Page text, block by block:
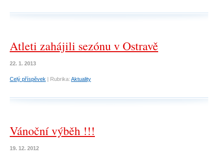
Atleti zahájili sezónu v Ostravě
22. 1. 2013
Celý příspěvek | Rubrika: Aktuality
Vánoční výběh !!!
19. 12. 2012